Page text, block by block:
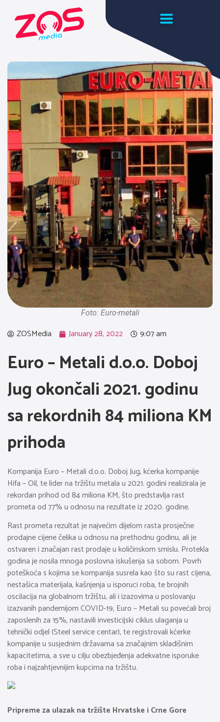
Foto: Euro-metali
ZOSMedia January 28, 2022 9:07 am
Euro – Metali d.o.o. Doboj
Jug okončali 2021. godinu
sa rekordnih 84 miliona KM
prihoda
Kompanija Euro – Metali d.o.o. Doboj Jug, kćerka kompanije
Hifa – Oil, te lider na tržištu metala u 2021. godini realizirala je
rekordan prihod od 84 miliona KM, što predstavlja rast
prometa od 77% u odnosu na rezultate iz 2020. godine.
Rast prometa rezultat je najvećim dijelom rasta prosječne
prodajne cijene čelika u odnosu na prethodnu godinu, ali je
ostvaren i značajan rast prodaje u količinskom smislu. Protekla
godina je nosila mnoga poslovna iskušenja sa sobom. Povrh
poteškoća s kojima se kompanija susrela kao što su rast cijena,
nestašica materijala, kašnjenja u isporuci roba, te brojnih
oscilacija na globalnom tržištu, ali i izazovima u poslovanju
izazvanih pandemijom COVID-19, Euro – Metali su povećali broj
zaposlenih za 15%, nastavili investicijski ciklus ulaganja u
tehnički odjel (Steel service centar), te registrovali kćerke
kompanije u susjednim državama sa značajnim skladišnim
kapacitetima, a sve u cilju obezbjeđenja adekvatne isporuke
roba i najzahtjevnijim kupcima na tržištu.
Pripreme za ulazak na tržište Hrvatske i Crne Gore